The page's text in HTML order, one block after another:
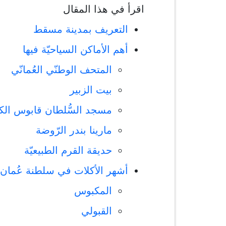
اقرأ في هذا المقال
التعريف بمدينة مسقط
أهم الأماكن السياحيّة فيها
المتحف الوطنّي العُمانّي
بيت الزبير
مسجد السُّلطان قابوس
مارينا بندر الرّوضة
حديقة القرم الطبيعيّة
أشهر الأكلات في سلطنة عُمان
المكبوس
القبولي